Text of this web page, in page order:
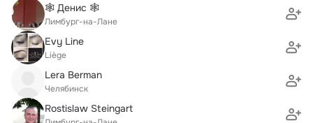
🕸 Денис 🕸
Лимбург-на-Лане
Evy Line
Liège
Lera Berman
Челябинск
Rostislaw Steingart